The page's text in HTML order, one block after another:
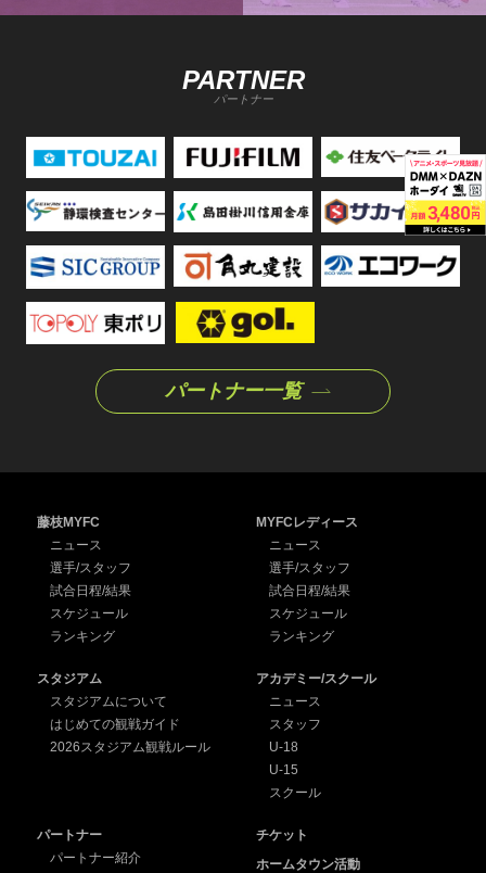
PARTNER
パートナー
パートナー一覧
藤枝MYFC
ニュース
選手/スタッフ
試合日程/結果
スケジュール
ランキング
MYFCレディース
ニュース
選手/スタッフ
試合日程/結果
スケジュール
ランキング
スタジアム
スタジアムについて
はじめての観戦ガイド
2026スタジアム観戦ルール
アカデミー/スクール
ニュース
スタッフ
U-18
U-15
スクール
パートナー
パートナー紹介
チケット
ホームタウン活動